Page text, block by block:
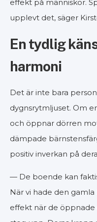
effekt på människor.
upplevt det, säger
En tydlig
harmoni
Det är inte bara
dygnsrytmljuset. Om
och öppnar dörren
dämpade
positiv inverkan på
— De boende kan
När vi hade den
effekt när de